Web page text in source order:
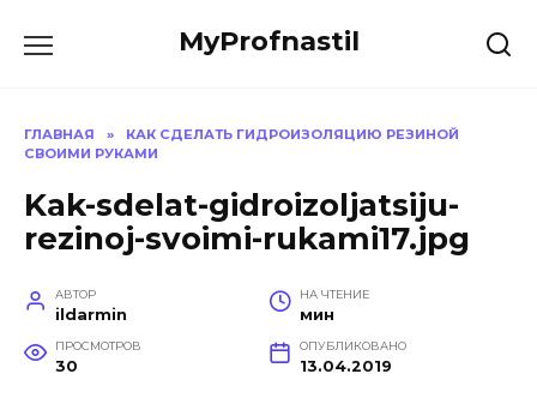
MyProfnastil
ГЛАВНАЯ »
КАК СДЕЛАТЬ ГИДРОИЗОЛЯЦИЮ РЕЗИНОЙ
СВОИМИ РУКАМИ
Kak-sdelat-gidroizoljatsiju-
rezinoj-svoimi-rukami17.jpg
АВТОР
ildarmin
НА ЧТЕНИЕ
мин
ПРОСМОТРОВ
30
ОПУБЛИКОВАНО
13.04.2019